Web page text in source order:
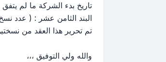
تاريخ بدء الشركة ما لم
البند الثامن عشر : ( عدد
تم تحرير هذا العقد من
والله ولي التوفيق ،،،